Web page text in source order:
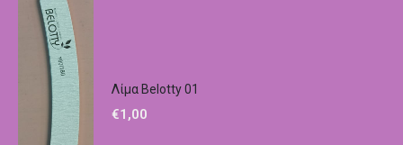
Λίμα Belotty 01
€1,00